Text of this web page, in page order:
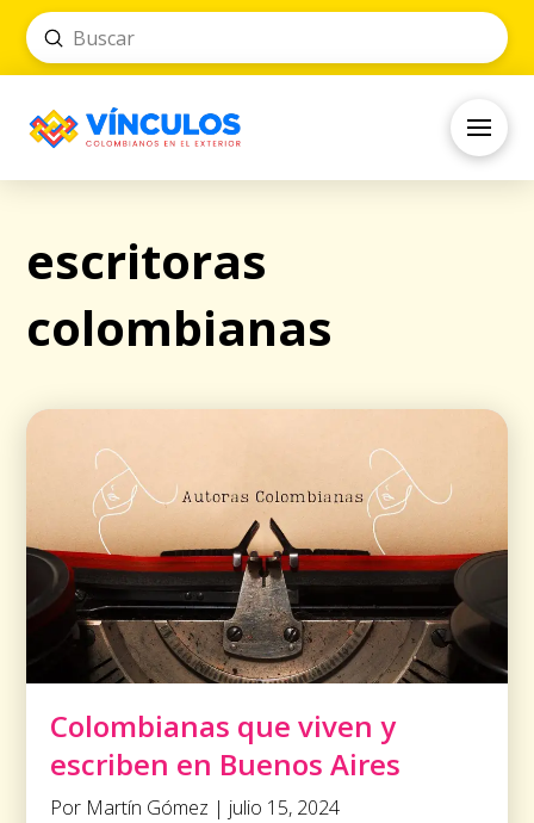
Search
Submit
escritoras
colombianas
Colombianas que viven y
escriben en Buenos Aires
Por Martín Gómez | julio 15, 2024